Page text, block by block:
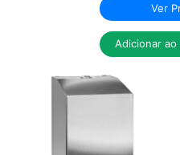
Ver
Adicionar